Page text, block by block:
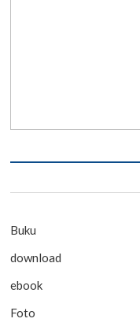
Buku
download
ebook
Foto